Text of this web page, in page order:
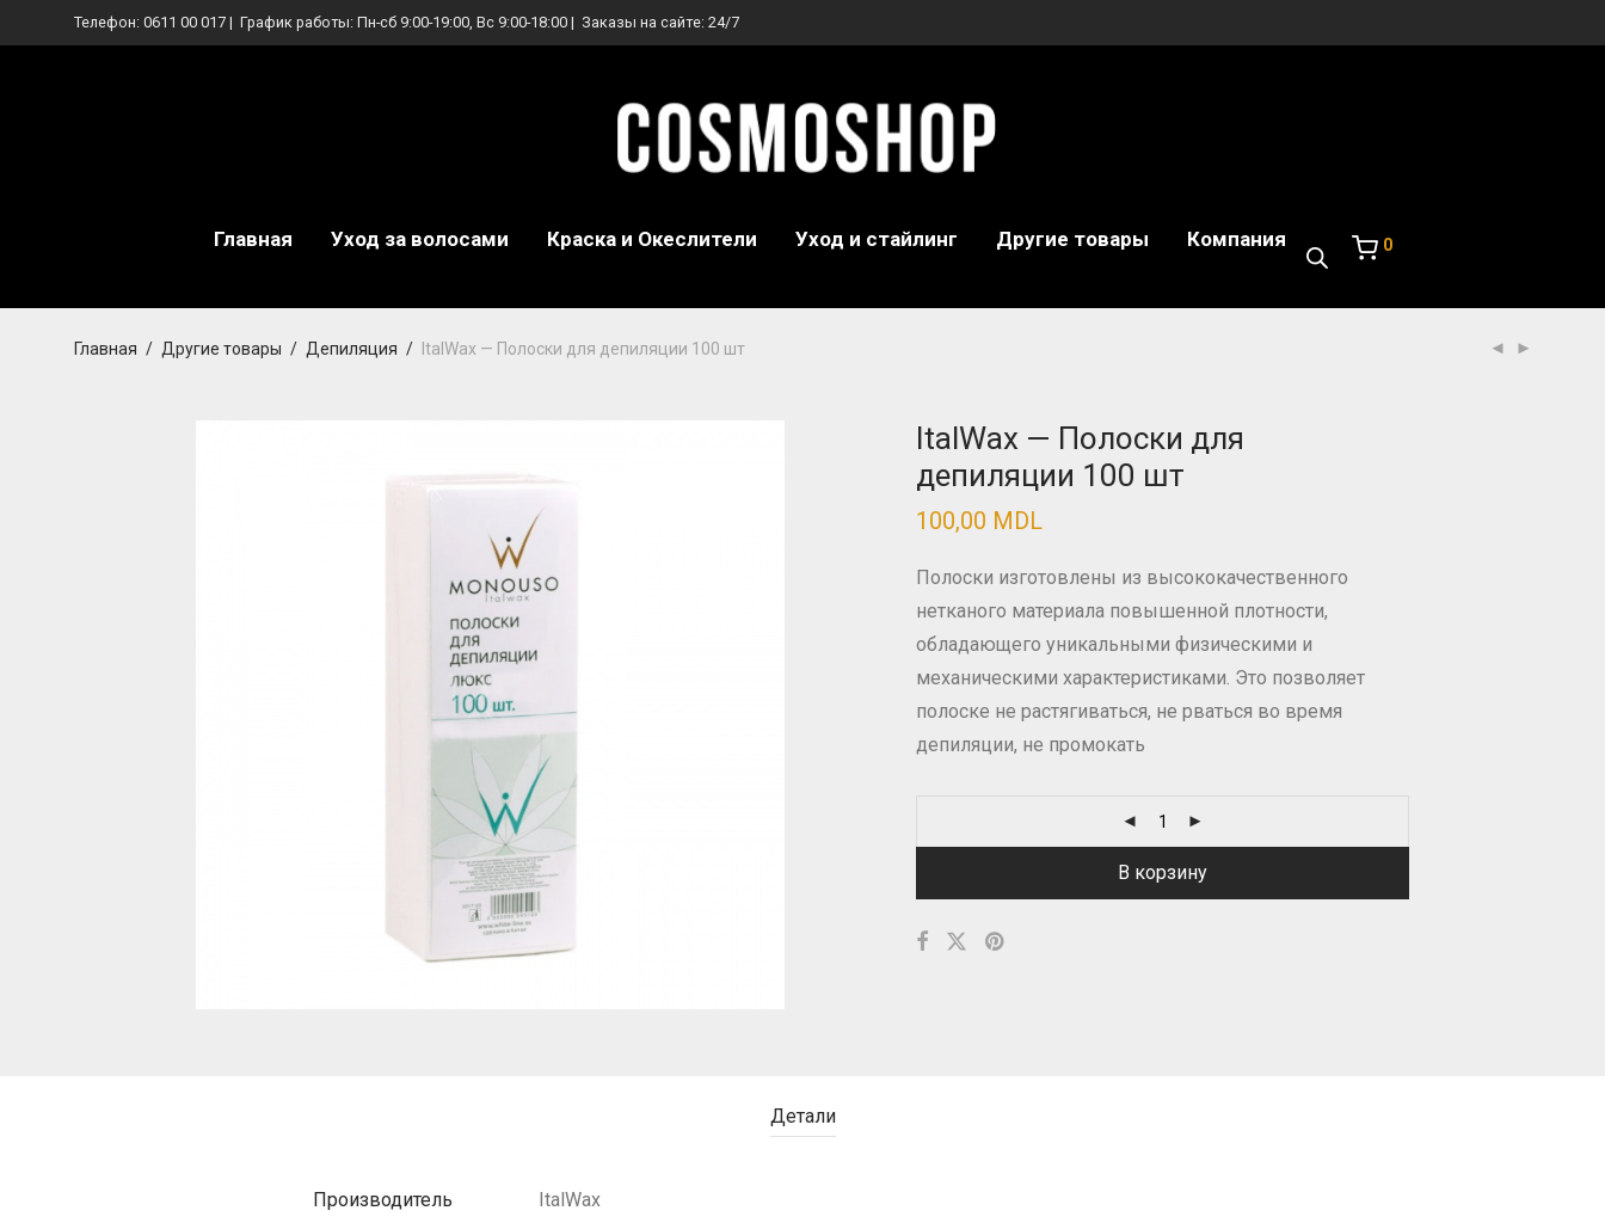
Телефон: 0611 00 017 | График работы: Пн-сб 9:00-19:00, Вс 9:00-18:00 | Заказы на сайте: 24/7
Главная Уход за волосами Краска и Океслители Уход и стайлинг Другие товары Компания 0
Главная / Другие товары / Депиляция / ItalWax — Полоски для депиляции 100 шт
ItalWax — Полоски для
депиляции 100 шт
100,00 MDL
Полоски изготовлены из высококачественного
нетканого материала повышенной плотности,
обладающего уникальными физическими и
механическими характеристиками. Это позволяет
полоске не растягиваться, не рваться во время
депиляции, не промокать
В корзину
Детали
Производитель ItalWax